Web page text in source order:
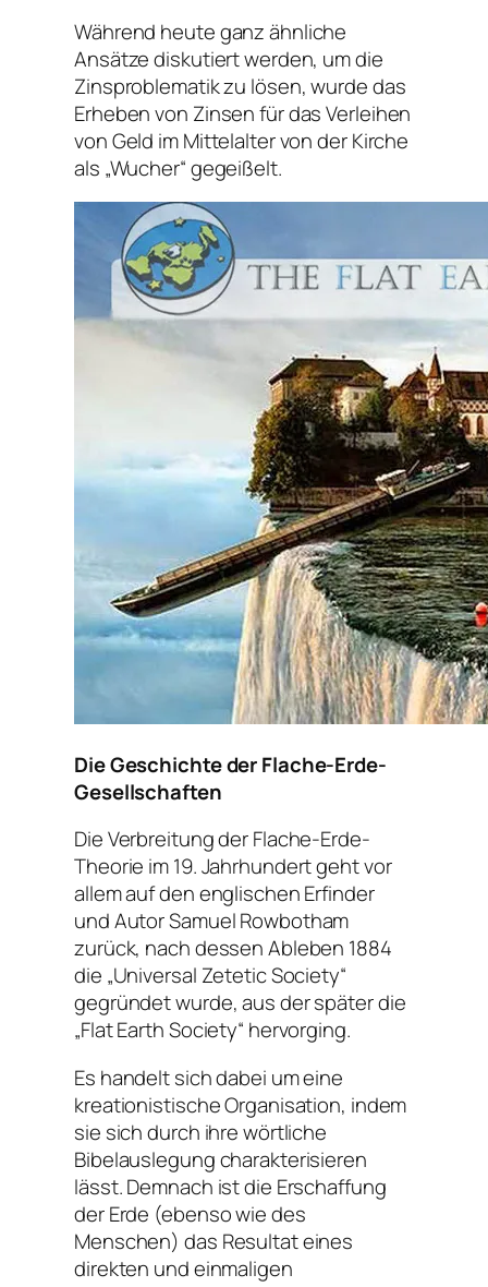
Während heute ganz ähnliche
Ansätze diskutiert werden, um die
Zinsproblematik zu lösen, wurde das
Erheben von Zinsen für das Verleihen
von Geld im Mittelalter von der Kirche
als „Wucher“ gegeißelt.
Die Geschichte der Flache-Erde-
Gesellschaften
Die Verbreitung der Flache-Erde-
Theorie im 19. Jahrhundert geht vor
allem auf den englischen Erfinder
und Autor Samuel Rowbotham
zurück, nach dessen Ableben 1884
die „Universal Zetetic Society“
gegründet wurde, aus der später die
„Flat Earth Society“ hervorging.
Es handelt sich dabei um eine
kreationistische Organisation, indem
sie sich durch ihre wörtliche
Bibelauslegung charakterisieren
lässt. Demnach ist die Erschaffung
der Erde (ebenso wie des
Menschen) das Resultat eines
direkten und einmaligen